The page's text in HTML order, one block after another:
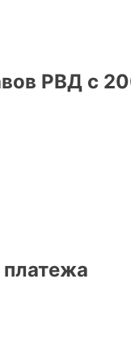
РВД с
платежа